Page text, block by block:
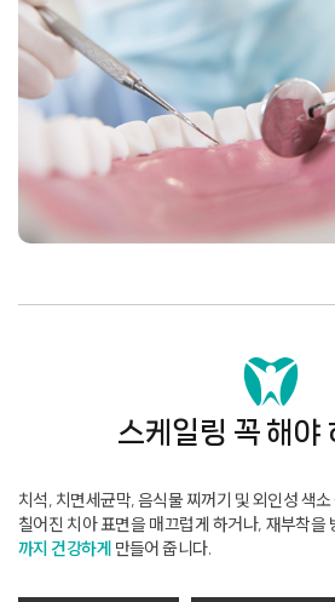
스케일링 꼭 해야
치석, 치면세균막, 음식물 찌꺼기 및 외인성 색
칠어진 치아 표면을 매끄럽게 하거나, 재부착을
까지 건강하게 만들어 줍니다.